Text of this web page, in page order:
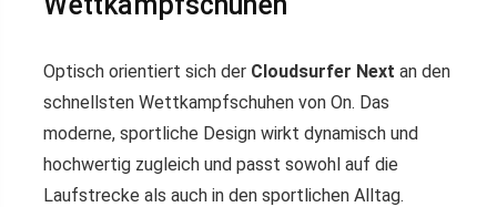
Optisch orientiert sich der Cloudsurfer Next an den
schnellsten Wettkampfschuhen von On. Das
moderne, sportliche Design wirkt dynamisch und
hochwertig zugleich und passt sowohl auf die
Laufstrecke als auch in den sportlichen Alltag.